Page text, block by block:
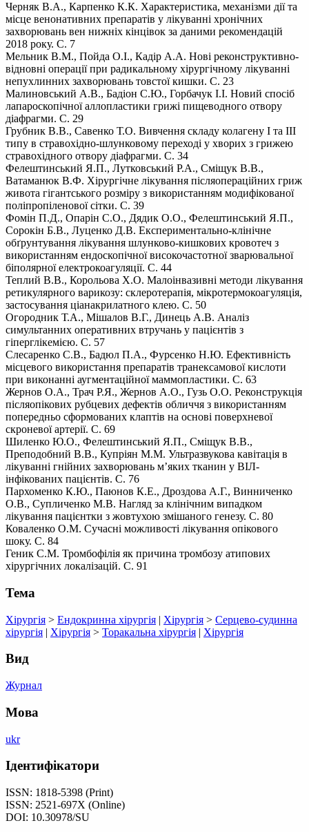
Черняк В.А., Карпенко К.К. Характеристика, механізми дії та
місце венонативних препаратів у лікуванні хронічних
захворювань вен нижніх кінцівок за даними рекомендацій
2018 року. С. 7
Мельник В.М., Пойда О.І., Кадір А.А. Нові реконструктивно-
відновні операції при радикальному хірургічному лікуванні
непухлинних захворювань товстої кишки. С. 23
Малиновський А.В., Бадіон С.Ю., Горбачук І.І. Новий спосіб
лапароскопічної аллопластики грижі пищеводного отвору
діафрагми. С. 29
Грубник В.В., Савенко Т.О. Вивчення складу колагену I та III
типу в стравохідно-шлунковому переході у хворих з грижею
стравохідного отвору діафрагми. С. 34
Фелештинський Я.П., Лутковський Р.А., Сміщук В.В.,
Ватаманюк В.Ф. Хірургічне лікування післяопераційних гриж
живота гігантського розміру з використанням модифікованої
поліпропіленової сітки. С. 39
Фомін П.Д., Опарін С.О., Дядик О.О., Фелештинський Я.П.,
Сорокін Б.В., Луценко Д.В. Експериментально-клінічне
обґрунтування лікування шлунково-кишкових кровотеч з
використанням ендоскопічної високочастотної зварювальної
біполярної електрокоагуляції. С. 44
Теплий В.В., Корольова Х.О. Малоінвазивні методи лікування
ретикулярного варикозу: склеротерапія, мікротермокоагуляція,
застосування ціанакрилатного клею. С. 50
Огородник Т.А., Мішалов В.Г., Динець А.В. Аналіз
симультанних оперативних втручань у пацієнтів з
гіперглікемією. С. 57
Слесаренко С.В., Бадюл П.А., Фурсенко Н.Ю. Ефективність
місцевого використання препаратів транексамової кислоти
при виконанні аугментаційної маммопластики. С. 63
Жернов О.А., Трач Р.Я., Жернов А.О., Гузь О.О. Реконструкція
післяопікових рубцевих дефектів обличчя з використанням
попередньо сформованих клаптів на основі поверхневої
скроневої артерії. С. 69
Шиленко Ю.О., Фелештинський Я.П., Сміщук В.В.,
Преподобний В.В., Купріян М.М. Ультразвукова кавітація в
лікуванні гнійних захворювань м’яких тканин у ВІЛ-
інфікованих пацієнтів. С. 76
Пархоменко К.Ю., Паюнов К.Е., Дроздова А.Г., Винниченко
О.В., Супличенко М.В. Нагляд за клінічним випадком
лікування пацієнтки з жовтухою змішаного генезу. С. 80
Коваленко О.М. Сучасні можливості лікування опікового
шоку. С. 84
Геник С.М. Тромбофілія як причина тромбозу атипових
хірургічних локалізацій. С. 91
Тема
Хірургія > Ендокринна хірургія | Хірургія > Серцево-судинна
хірургія | Хірургія > Торакальна хірургія | Хірургія
Вид
Журнал
Мова
ukr
Ідентифікатори
ISSN: 1818-5398 (Print)
ISSN: 2521-697X (Online)
DOI: 10.30978/SU